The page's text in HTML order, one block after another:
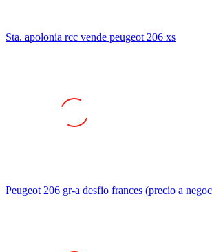
Sta. apolonia rcc vende peugeot 206 xs
Peugeot 206 gr-a desfio frances (precio a